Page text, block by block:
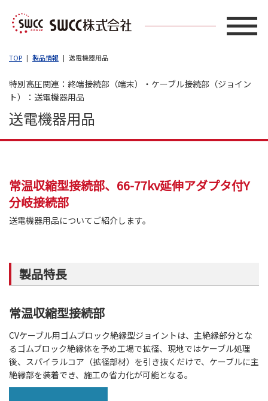
TOP 製品情報 送電機器用品
特別高圧関連：終端接続部（端末）・ケーブル接続部（ジョイン
ト）：送電機器用品
送電機器用品
常温収縮型接続部、66-77kv延伸アダプタ付Y
分岐接続部
送電機器用品についてご紹介します。
製品特長
常温収縮型接続部
CVケーブル用ゴムブロック絶縁型ジョイントは、主絶縁部分とな
るゴムブロック絶縁体を予め工場で拡径、現地ではケーブル処理
後、スパイラルコア（拡径部材）を引き抜くだけで、ケーブルに主
絶縁部を装着でき、施工の省力化が可能となる。